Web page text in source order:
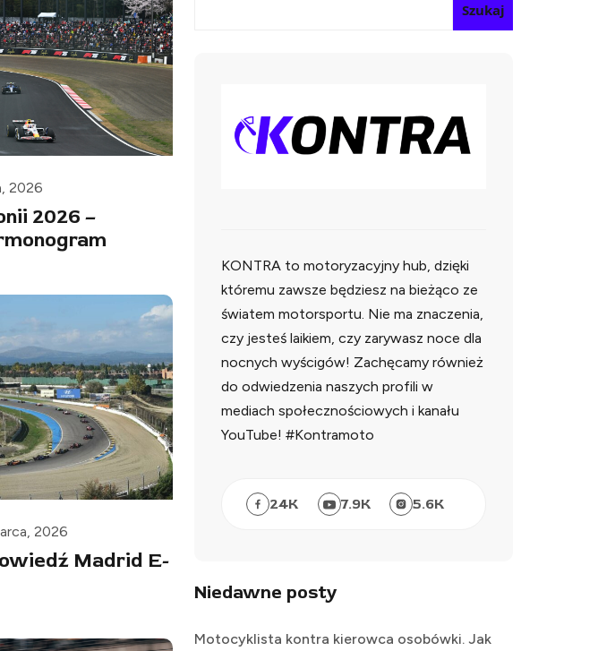
2026
2026 –
2026
Madrid E-
Szukaj
KONTRA to motoryzacyjny hub, dzięki
któremu zawsze będziesz na bieżąco ze
światem motorsportu. Nie ma znaczenia,
czy jesteś laikiem, czy zarywasz noce dla
nocnych wyścigów! Zachęcamy również
do odwiedzenia naszych profili w
mediach społecznościowych i kanału
YouTube! #Kontramoto
24K 7.9K 5.6K
Niedawne posty
Motocyklista kontra kierowca osobówki. Jak